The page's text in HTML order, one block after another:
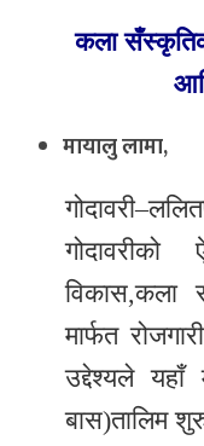
सूचना
प्रविधि
साहित्य
नमोबुद्ध
टिभी
English
कला
मायालु लामा,
गोदावरीको
विकास,कला
मार्फत
उद्देश्यले
बास)तालिम